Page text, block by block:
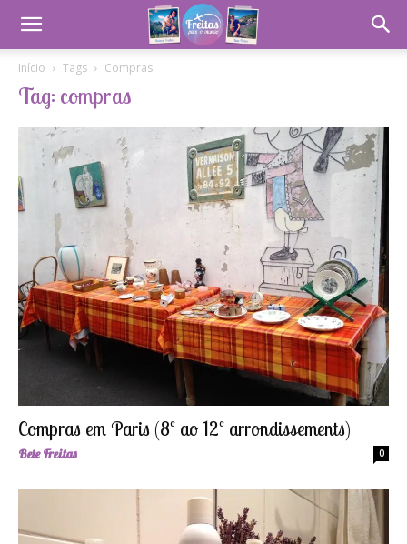
Início Tags Compras
Tag: compras
Compras em Paris (8º ao 12º arrondissements)
Bete Freitas 0